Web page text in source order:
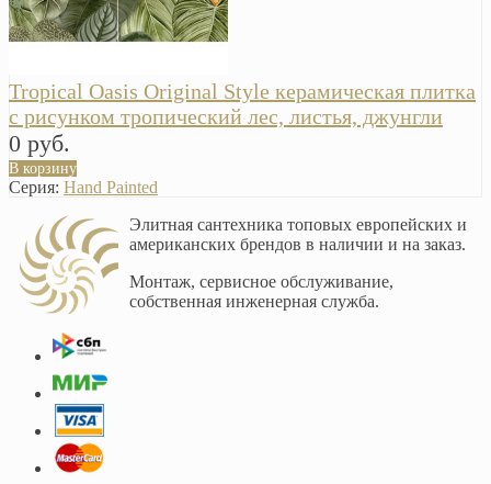
Tropical Oasis Original Style керамическая плитка
с рисунком тропический лес, листья, джунгли
0 руб.
В корзину
Серия: Hand Painted
Элитная сантехника топовых европейских и
американских брендов в наличии и на заказ.
Монтаж, сервисное обслуживание,
собственная инженерная служба.